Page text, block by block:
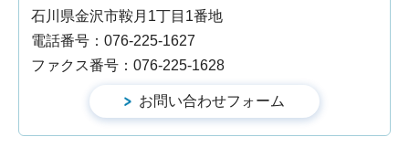
石川県金沢市鞍月1丁目1番地
電話番号：076-225-1627
ファクス番号：076-225-1628